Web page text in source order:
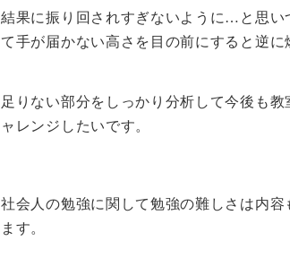
結果に振り回されすぎないように…と思い
て手が届かない高さを目の前にすると逆に
足りない部分をしっかり分析して今後も
ャレンジしたいです。
社会人の勉強に関して勉強の難しさは内
ます。